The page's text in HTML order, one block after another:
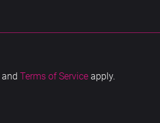
and Terms of Service apply.